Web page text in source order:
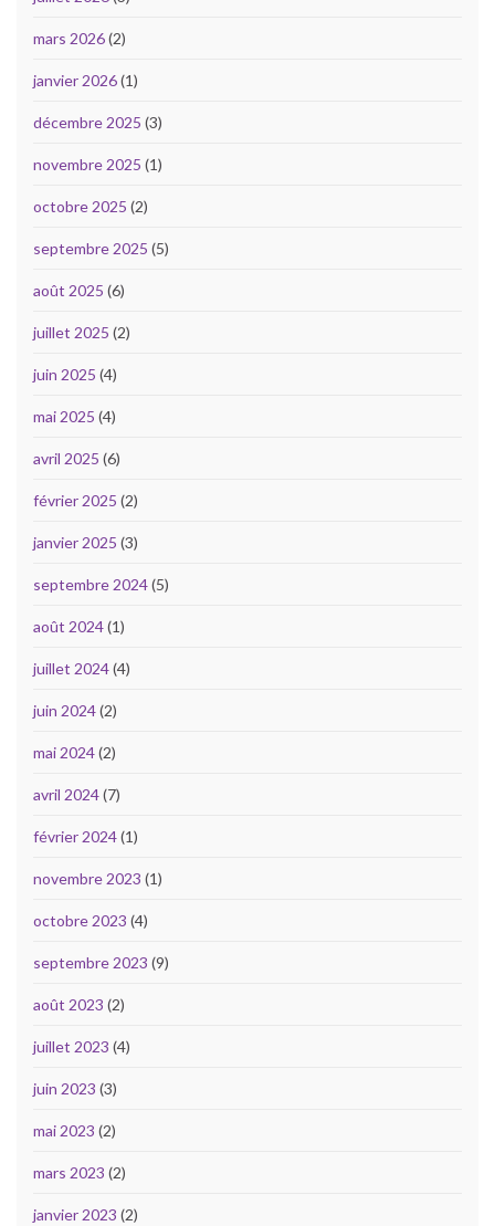
mars 2026(2)
janvier 2026(1)
décembre 2025 (3)
novembre 2025 (1)
octobre 2025 (2)
septembre 2025 (5)
août 2025 (6)
juillet 2025 (2)
juin 2025 (4)
mai 2025 (4)
avril 2025 (6)
février 2025 (2)
janvier 2025 (3)
septembre 2024(5)
août 2024(1)
juillet 2024(4)
juin 2024(2)
mai 2024(2)
avril 2024(7)
février 2024(1)
novembre 2023 (1)
octobre 2023 (4)
septembre 2023 (9)
août 2023 (2)
juillet 2023 (4)
juin 2023 (3)
mai 2023 (2)
mars 2023 (2)
janvier 2023 (2)